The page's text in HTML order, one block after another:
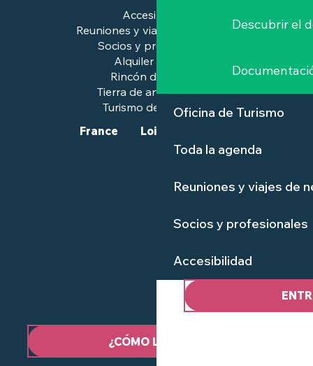
Descubrir el
Oficina de Turismo
Toda la agenda
Reuniones y viajes de
Socios y profesionales
Accesibilidad
Accesibilidad
Reuniones y viajes de negocios
Socios y profesionales
Alquiler de salas
Rincón de prensa
Tierra de arte e historia
Turismo de calidad™.
¿CÓMO LLEGAR?
France Loire-Atlantique